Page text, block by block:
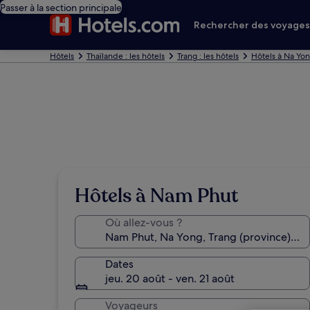
Passer à la section principale
Rechercher des voyages
Hôtels Thaïlande : les hôtels Trang : les hôtels Hôtels à Na
Hôtels à Nam Phut
Où allez-vous ?
Dates
jeu. 20 août - ven. 21 août
Voyageurs